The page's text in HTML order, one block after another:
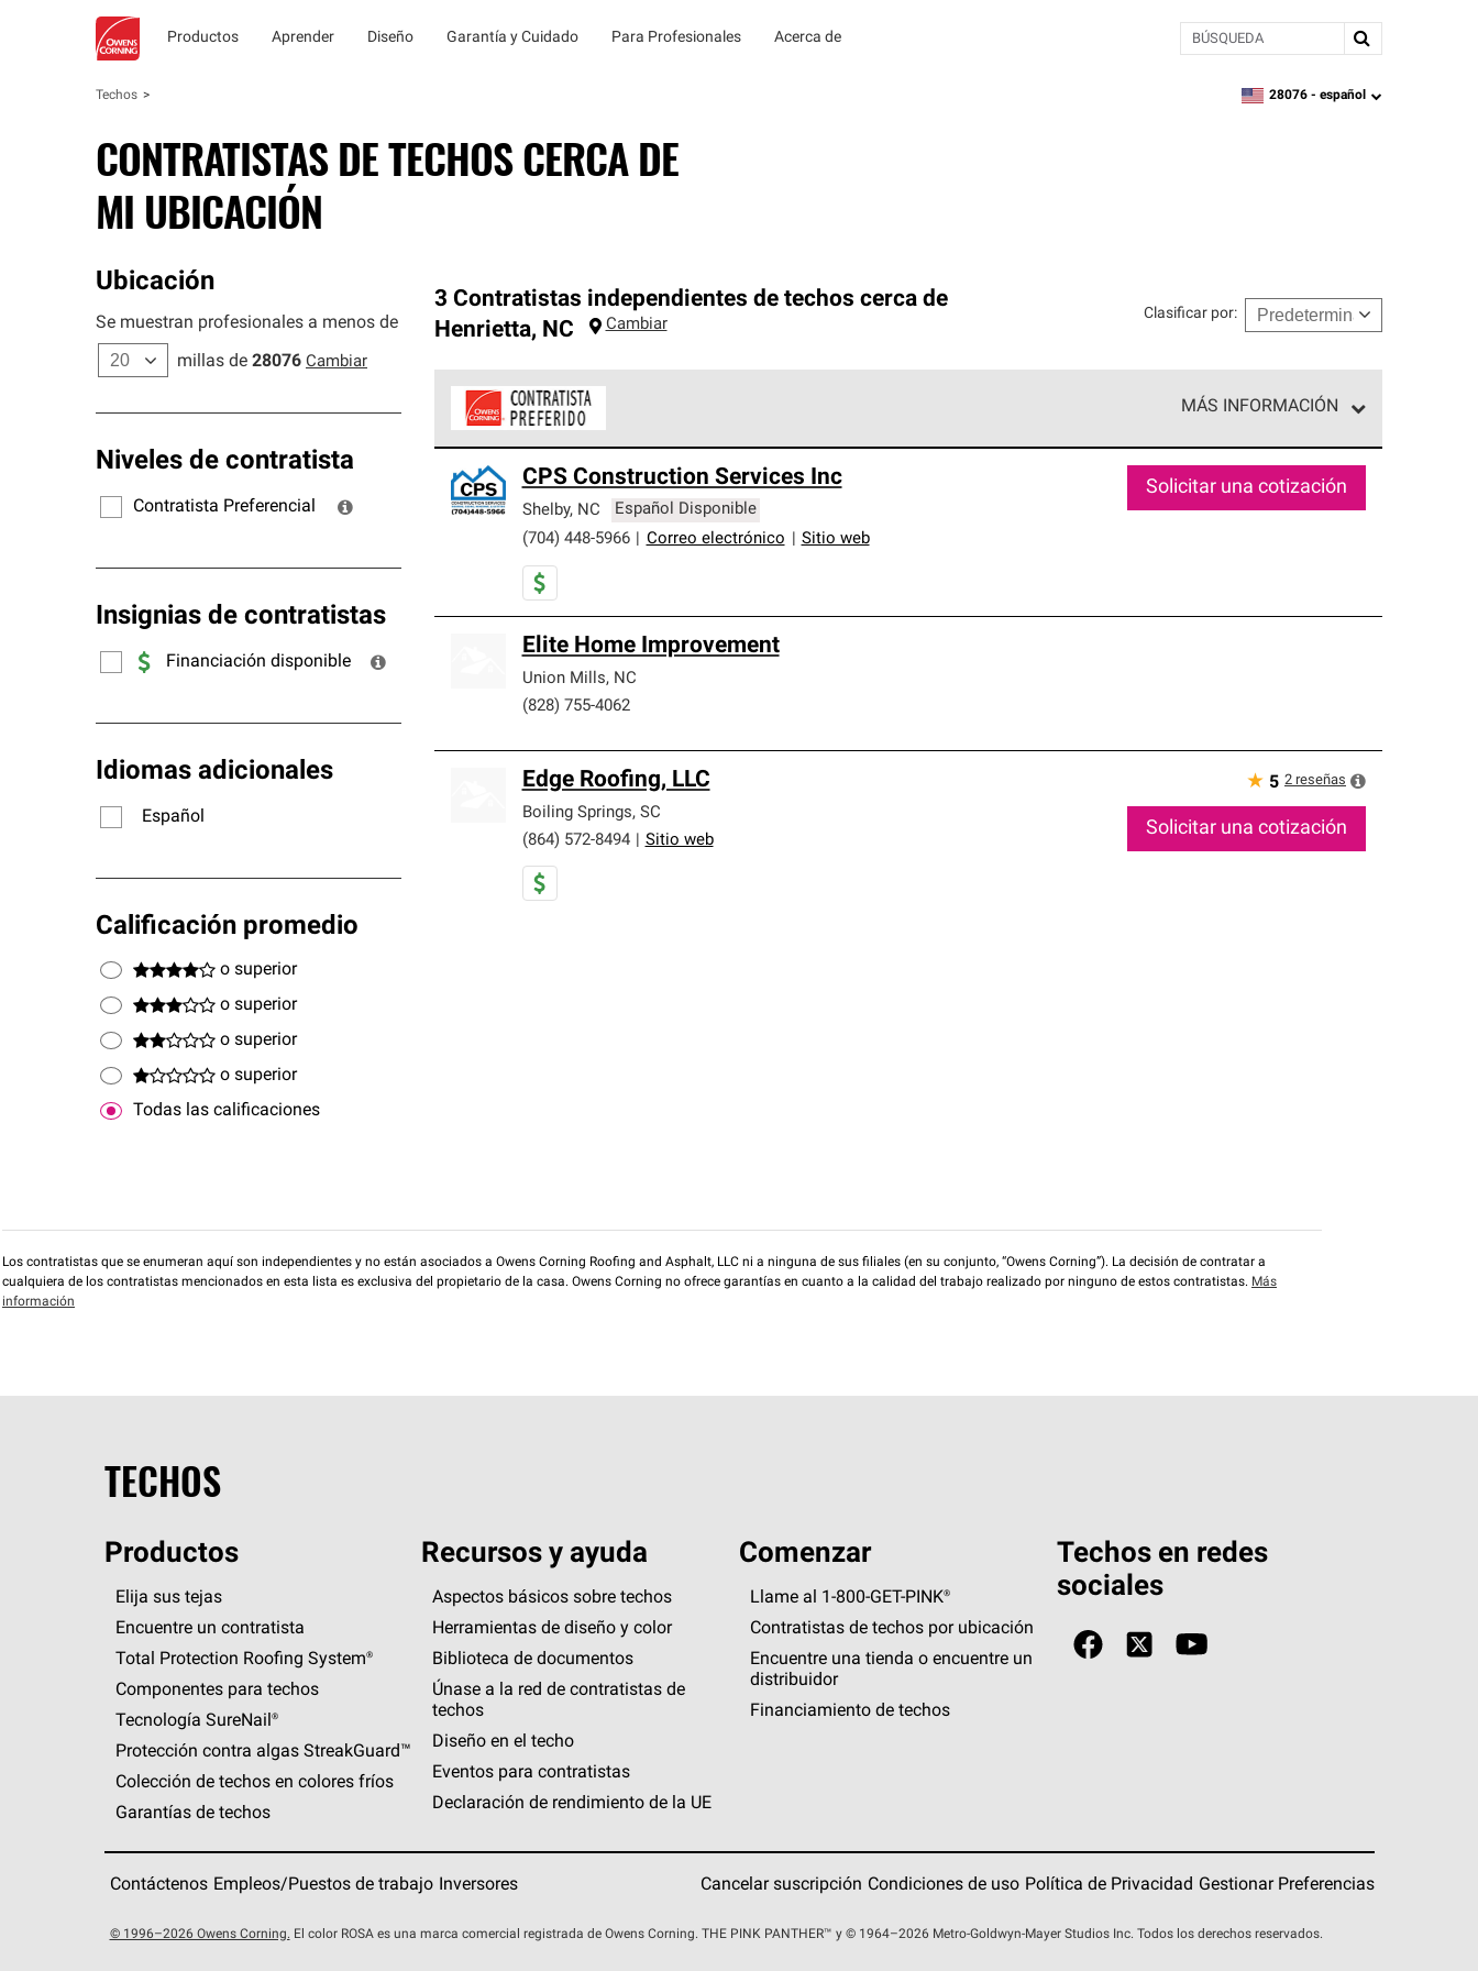
Productos Aprender Diseño Garantía y Cuidado Para Profesionales Acerca de BÚSQUEDA
Techos zipcode, language
28076 - español
CONTRATISTAS DE TECHOS CERCA DE
MI UBICACIÓN
Ubicación
Se muestran profesionales a menos de
millas de 28076 Cambiar
Niveles de contratista
Contratista Preferencial
Insignias de contratistas
Financiación disponible
Idiomas adicionales
Español
Calificación promedio
o superior
o superior
o superior
o superior
Todas las calificaciones
3 Contratistas independientes de techos cerca de
Henrietta, NC Cambiar
Clasificar por:
MÁS INFORMACIÓN
cumplen con altos estándares y requisitos estrictos de profesionalismo y confiabilidad.
CPS Construction Services Inc
Shelby, NC
Español Disponible
(704) 448-5966
Correo electrónico Sitio web
Solicitar una cotización
Elite Home Improvement
Union Mills, NC
(828) 755-4062
Edge Roofing, LLC
Boiling Springs, SC
(864) 572-8494
Sitio web
★ 5 2 reseñas
Solicitar una cotización
Los contratistas que se enumeran aquí son independientes y no están asociados a Owens Corning Roofing and Asphalt, LLC ni a ninguna de sus filiales (en su conjunto, “Owens Corning”). La decisión de contratar a
cualquiera de los contratistas mencionados en esta lista es exclusiva del propietario de la casa. Owens Corning no ofrece garantías en cuanto a la calidad del trabajo realizado por ninguno de estos contratistas. Más
información
TECHOS
Productos
Elija sus tejas
Encuentre un contratista
Total Protection Roofing System®
Componentes para techos
Tecnología SureNail®
Protección contra algas StreakGuard™
Colección de techos en colores fríos
Garantías de techos
Recursos y ayuda
Aspectos básicos sobre techos
Herramientas de diseño y color
Biblioteca de documentos
Únase a la red de contratistas de
techos
Diseño en el techo
Eventos para contratistas
Declaración de rendimiento de la UE
Comenzar
Llame al 1-800-GET -PINK®
Contratistas de techos por ubicación
Encuentre una tienda o encuentre un
distribuidor
Financiamiento de techos
Techos en redes
sociales
Contáctenos Empleos/Puestos de trabajo Inversores Cancelar suscripción Condiciones de uso Política de Privacidad Gestionar Preferencias
© 1996–2026 Owens Corning. El color ROSA es una marca comercial registrada de Owens Corning. THE PINK PANTHER™ y © 1964–2026 Metro-Goldwyn-Mayer Studios Inc. Todos los derechos reservados.